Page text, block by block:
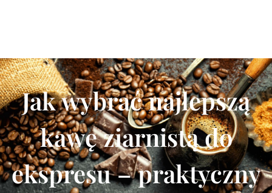
Jak wybrać najlepszą
kawę ziarnistą do
ekspresu – praktyczny